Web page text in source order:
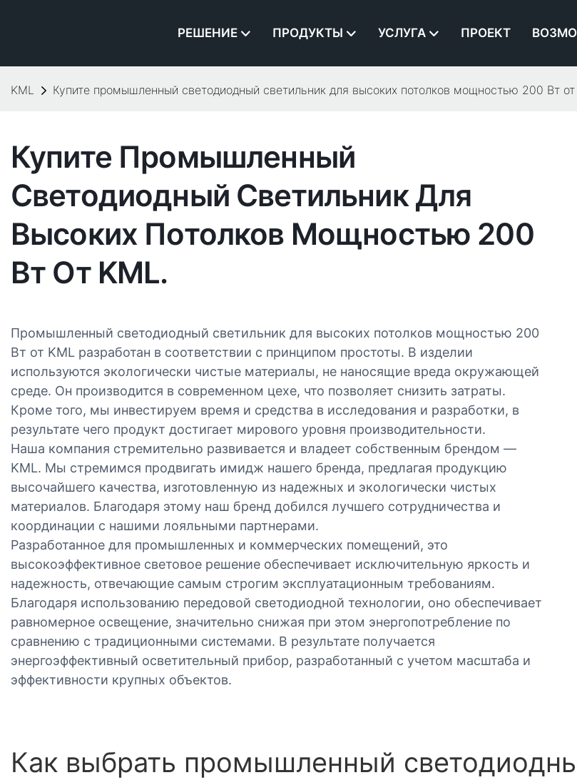
РЕШЕНИЕ ПРОДУКТЫ УСЛУГА ПРОЕКТ
KML Купите промышленный светодиодный светильник для высоких потолков мощностью 200 Вт от
Купите Промышленный
Светодиодный Светильник Для
Высоких Потолков Мощностью 200
Вт От KML.
Промышленный светодиодный светильник для высоких потолков мощностью 200
Вт от KML разработан в соответствии с принципом простоты. В изделии
используются экологически чистые материалы, не наносящие вреда окружающей
среде. Он производится в современном цехе, что позволяет снизить затраты.
Кроме того, мы инвестируем время и средства в исследования и разработки, в
результате чего продукт достигает мирового уровня производительности.
Наша компания стремительно развивается и владеет собственным брендом —
KML. Мы стремимся продвигать имидж нашего бренда, предлагая продукцию
высочайшего качества, изготовленную из надежных и экологически чистых
материалов. Благодаря этому наш бренд добился лучшего сотрудничества и
координации с нашими лояльными партнерами.
Разработанное для промышленных и коммерческих помещений, это
высокоэффективное световое решение обеспечивает исключительную яркость и
надежность, отвечающие самым строгим эксплуатационным требованиям.
Благодаря использованию передовой светодиодной технологии, оно обеспечивает
равномерное освещение, значительно снижая при этом энергопотребление по
сравнению с традиционными системами. В результате получается
энергоэффективный осветительный прибор, разработанный с учетом масштаба и
эффективности крупных объектов.
Как выбрать промышленный